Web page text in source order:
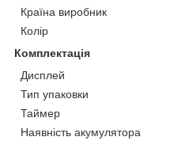
Країна виробник
Колір
Комплектація
Дисплей
Тип упаковки
Таймер
Наявність акумулятора